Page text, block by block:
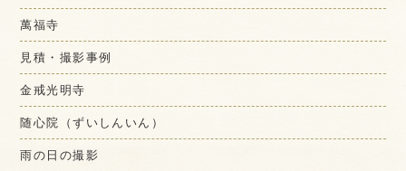
萬福寺
見積・撮影事例
金戒光明寺
随心院（ずいしんいん）
雨の日の撮影